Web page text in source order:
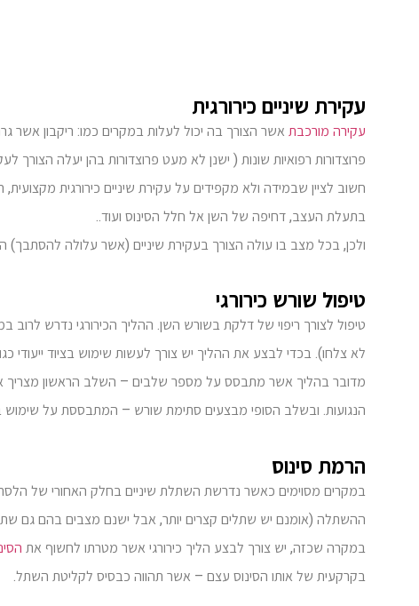
עקירת שיניים כירורגית
עקירה מורכבת אשר הצורך בה יכול לעלות במקרים כמו: ריקבון
פרוצדורות רפואיות שונות ( ישנן לא מעט פרוצדורות בהן יעלה הצורך
חשוב לציין שבמידה ולא מקפידים על עקירת שיניים כירורגית
בתעלת העצב, דחיפה של השן אל חלל הסינוס ועוד..
ולכן, בכל מצב בו עולה הצורך בעקירת שיניים (אשר עלולה להסתבך)
טיפול שורש כירורגי
טיפול לצורך ריפוי של דלקת בשורש השן. ההליך הכירורגי נדרש לרוב
לא צלחו). בכדי לבצע את ההליך יש צורך לעשות שימוש בציוד ייעודי
מדובר בהליך אשר מתבסס על מספר שלבים – השלב הראשון
הנגועות. ובשלב הסופי מבצעים סתימת שורש – המתבססת על שימוש
הרמת סינוס
במקרים מסוימים כאשר נדרשת השתלת שיניים בחלק האחורי של הלסת
ההשתלה (אומנם יש שתלים קצרים יותר, אבל ישנם מצבים בהם גם
במקרה שכזה, יש צורך לבצע הליך כירורגי אשר מטרתו לחשוף את
בקרקעית של אותו הסינוס עצם – אשר תהווה כבסיס לקליטת השתל.